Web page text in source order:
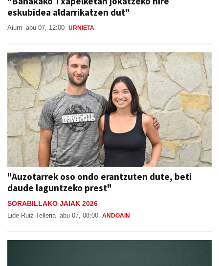
eskubidea aldarrikatzen dut"
Aiurri abu 07, 12:00 URNIETA
"Auzotarrek oso ondo erantzuten dute, beti
daude laguntzeko prest"
SORABILLAKO JAIAK 2026
Lide Ruiz Telleria abu 07, 08:00 ANDOAIN